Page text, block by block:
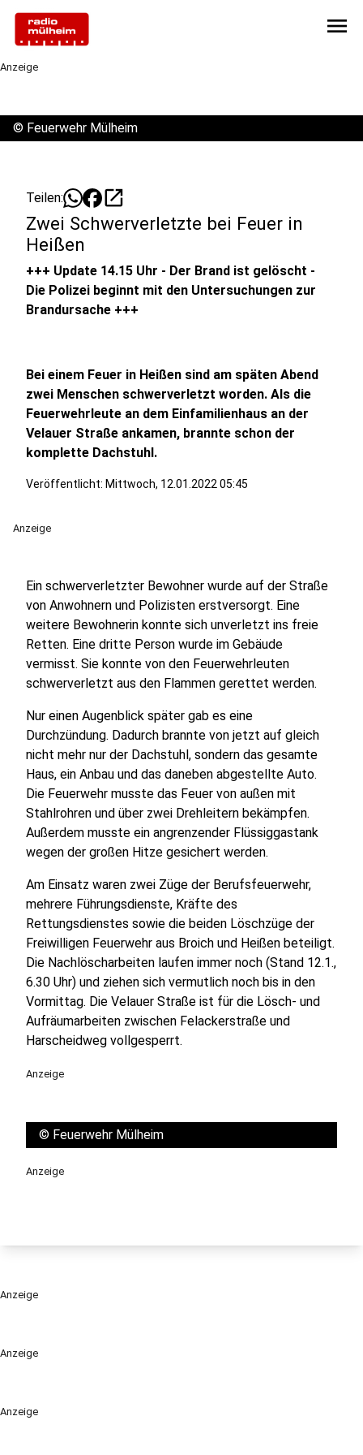
menu
Anzeige
Anzeige
Anzeige
© Feuerwehr Mülheim
Teilen: open_in_new
Zwei Schwerverletzte bei Feuer in
Heißen
+++ Update 14.15 Uhr - Der Brand ist gelöscht -
Die Polizei beginnt mit den Untersuchungen zur
Brandursache +++
Bei einem Feuer in Heißen sind am späten Abend
zwei Menschen schwerverletzt worden. Als die
Feuerwehrleute an dem Einfamilienhaus an der
Velauer Straße ankamen, brannte schon der
komplette Dachstuhl.
Veröffentlicht: Mittwoch, 12.01.2022 05:45
Anzeige
Ein schwerverletzter Bewohner wurde auf der Straße
von Anwohnern und Polizisten erstversorgt. Eine
weitere Bewohnerin konnte sich unverletzt ins freie
Retten. Eine dritte Person wurde im Gebäude
vermisst. Sie konnte von den Feuerwehrleuten
schwerverletzt aus den Flammen gerettet werden.
Nur einen Augenblick später gab es eine
Durchzündung. Dadurch brannte von jetzt auf gleich
nicht mehr nur der Dachstuhl, sondern das gesamte
Haus, ein Anbau und das daneben abgestellte Auto.
Die Feuerwehr musste das Feuer von außen mit
Stahlrohren und über zwei Drehleitern bekämpfen.
Außerdem musste ein angrenzender Flüssiggastank
wegen der großen Hitze gesichert werden.
Am Einsatz waren zwei Züge der Berufsfeuerwehr,
mehrere Führungsdienste, Kräfte des
Rettungsdienstes sowie die beiden Löschzüge der
Freiwilligen Feuerwehr aus Broich und Heißen beteiligt.
Die Nachlöscharbeiten laufen immer noch (Stand 12.1.,
6.30 Uhr) und ziehen sich vermutlich noch bis in den
Vormittag. Die Velauer Straße ist für die Lösch- und
Aufräumarbeiten zwischen Felackerstraße und
Harscheidweg vollgesperrt.
Anzeige
© Feuerwehr Mülheim
Anzeige
Anzeige